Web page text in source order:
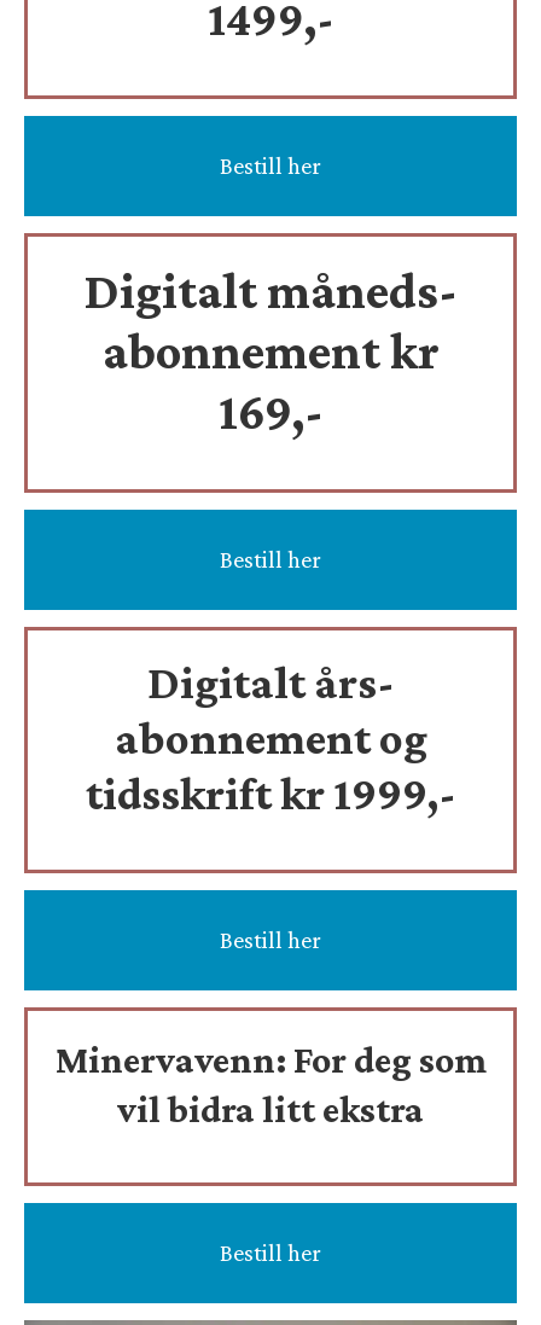
1499,-
Bestill her
Digitalt måneds-
abonnement kr
169,-
Bestill her
Digitalt års-
abonnement og
tidsskriftkr 1999,-
Bestill her
Minervavenn: For deg som
vil bidra litt ekstra
Bestill her